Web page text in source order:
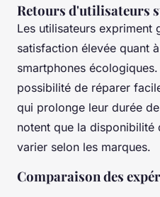
Retours d'utilisateurs
Les utilisateurs expriment
satisfaction élevée quant
smartphones
possibilité de réparer
qui prolonge leur durée
notent que la disponibilité
varier selon les marques.
Comparaison des